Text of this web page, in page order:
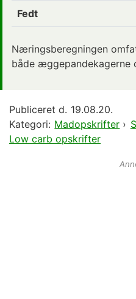
Fedt
Næringsberegningen
både æggepandekagerne
Publiceret d. 19.08.20.
Kategori: Madopskrifter ›
Low carb opskrifter